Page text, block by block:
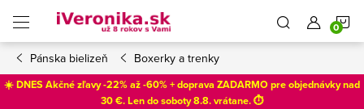
obsah
Pánska bielizeň Boxerky a trenky
☀️ DNES Akčné zľavy -22% až -60% + doprava ZADARMO pre objednávky nad
30 €. Len dosoboty 8.8. vrátane. ⏱️